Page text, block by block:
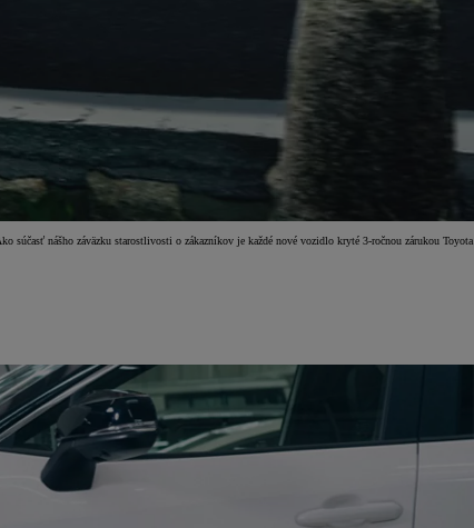
súčasť nášho záväzku starostlivosti o zákazníkov je každé nové vozidlo kryté 3-ročnou zárukou Toyota